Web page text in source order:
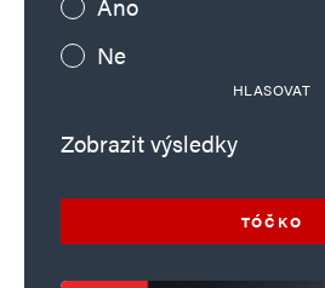
Ne
HLASOVAT
Zobrazit výsledky
TÓČKO